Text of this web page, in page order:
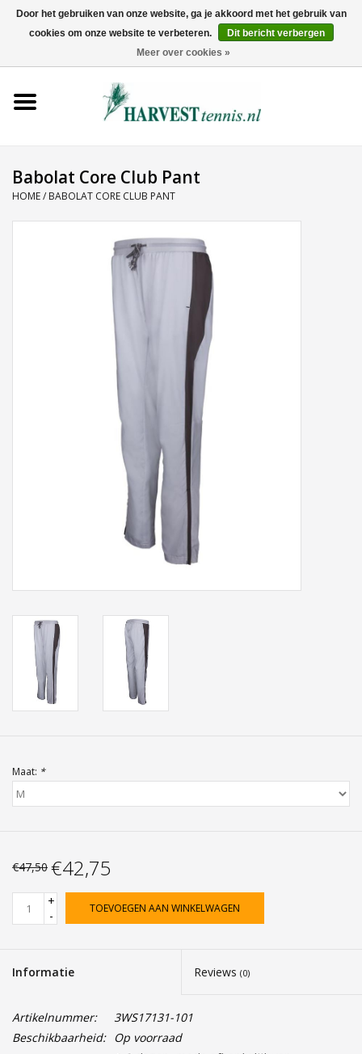
0 Artikelen - €0,00
Tenniskleding
Babolat Core Club Pant
HOME/ BABOLAT CORE CLUB PANT
Maat: *
€47,50 €42,75
+
-
TOEVOEGEN AAN WINKELWAGEN
Informatie Reviews (0)
Artikelnummer:
3WS17131-101
Beschikbaarheid: Op voorraad
Door het gebruiken van onze website, ga je akkoord met het gebruik van
cookies om onze website te verbeteren.
Dit bericht verbergen
Meer over cookies »